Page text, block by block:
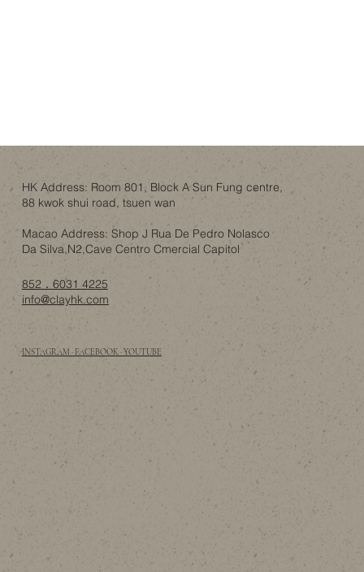
HK Address: Room 801, Block A Sun Fung centre,
88 kwok shui road, tsuen wan
Macao Address: Shop J Rua De Pedro Nolasco
Da Silva,N2,Cave Centro Cmercial Capitol
852．6031 4225
info@clayhk.com
INSTAGRAM · FACEBOOK · YOUTUBE